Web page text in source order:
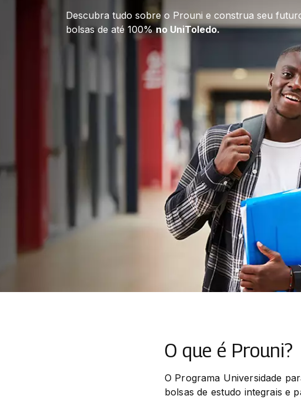
Descubra tudo sobre o Prouni e construa seu
bolsas de até 100% no UniToledo.
O que é Prouni?
O Programa Universidade
bolsas de estudo integrais e